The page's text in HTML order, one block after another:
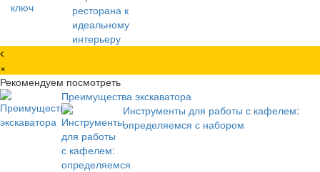
×
Рекомендуем посмотреть
Преимущества экскаватора
Инструменты для работы с кафелем:
определяемся с набором